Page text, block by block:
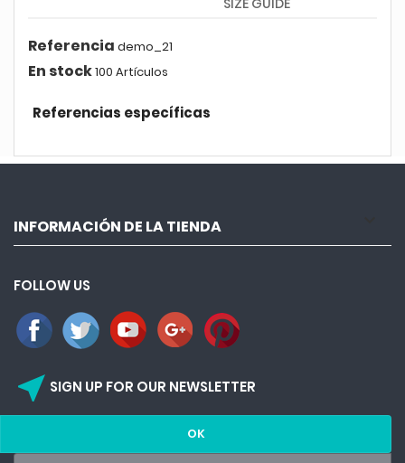
SIZE GUIDE
Referencia demo_21
En stock100 Artículos
Referencias específicas
INFORMACIÓN DE LA TIENDA
FOLLOW US
near_me SIGN UP FOR OUR NEWSLETTER